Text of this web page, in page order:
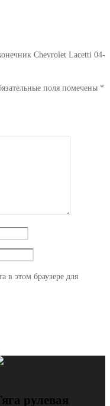
Chevrolet Lacetti 04-
поля помечены *
в этом браузере для
рулевая